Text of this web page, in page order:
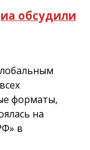
обсудили
форматы,
на
в